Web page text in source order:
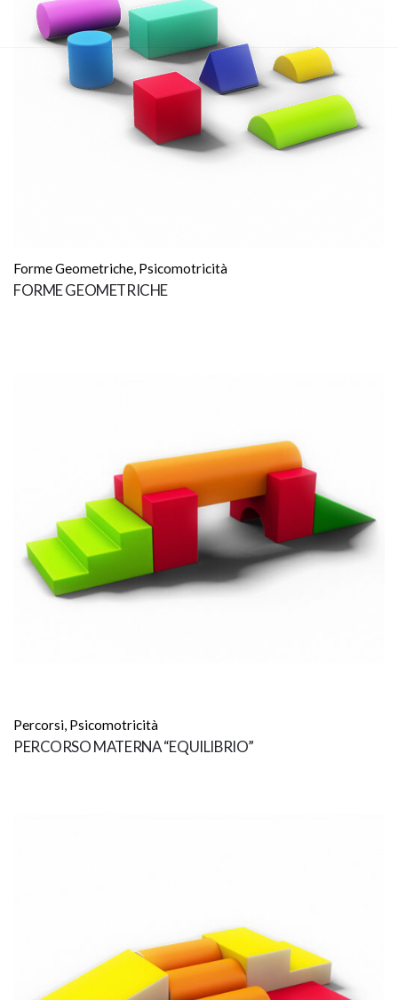
Forme Geometriche, Psicomotricità
FORME GEOMETRICHE
Percorsi, Psicomotricità
PERCORSO MATERNA “EQUILIBRIO”